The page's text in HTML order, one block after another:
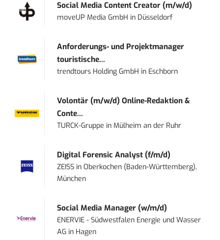
Social Media Content Creator (m/w/d)
moveUP Media GmbH in Düsseldorf
Anforderungs- und Projektmanager
touristische...
trendtours Holding GmbH in Eschborn
Volontär (m/w/d) Online-Redaktion &
Conte...
TURCK-Gruppe inMülheim an der Ruhr
Digital Forensic Analyst (f/m/d)
ZEISS inOberkochen (Baden-Württemberg),
München
Social Media Manager (w/m/d)
ENERVIE - Südwestfalen Energie und Wasser
AG in Hagen